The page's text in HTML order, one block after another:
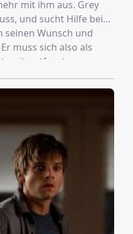
mit ihm aus. Grey
und sucht Hilfe bei
Wunsch und
muss sich also als
weit entfernte
Weg finden, sich
neuen Freunde vor